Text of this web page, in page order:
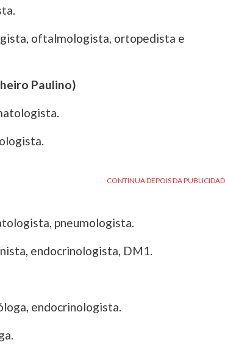
oftalmologista, ortopedista e
Paulino)
pneumologista.
endocrinologista, DM1.
endocrinologista.